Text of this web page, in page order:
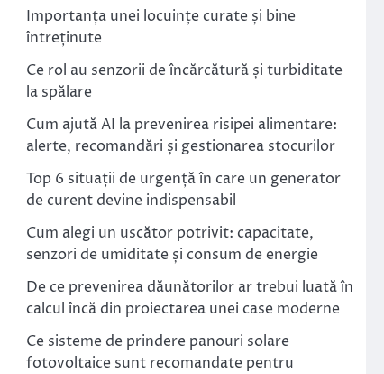
Importanța unei locuințe curate și bine
întreținute
Ce rol au senzorii de încărcătură și turbiditate
la spălare
Cum ajută AI la prevenirea risipei alimentare:
alerte, recomandări și gestionarea stocurilor
Top 6 situații de urgență în care un generator
de curent devine indispensabil
Cum alegi un uscător potrivit: capacitate,
senzori de umiditate și consum de energie
De ce prevenirea dăunătorilor ar trebui luată în
calcul încă din proiectarea unei case moderne
Ce sisteme de prindere panouri solare
fotovoltaice sunt recomandate pentru